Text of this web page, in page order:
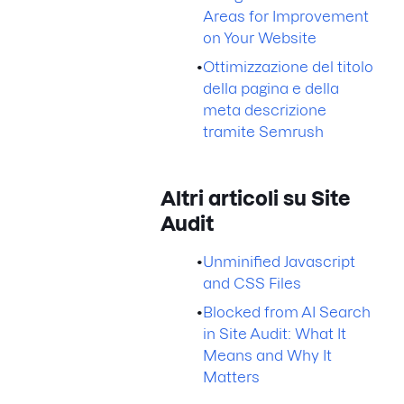
Areas for Improvement
on Your Website
•Ottimizzazione del titolo
della pagina e della
meta descrizione
tramite Semrush
Altri articoli su Site
Audit
•Unminified Javascript
and CSS Files
•Blocked from AI Search
in Site Audit: What It
Means and Why It
Matters